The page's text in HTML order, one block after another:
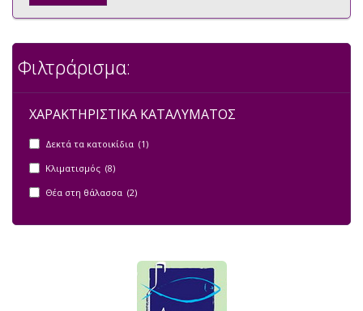
Φιλτράρισμα:
ΧΑΡΑΚΤΗΡΙΣΤΙΚΑ ΚΑΤΑΛΥΜΑΤΟΣ
Δεκτά τα κατοικίδια (1)
Κλιματισμός (8)
Θέα στη θάλασσα (2)